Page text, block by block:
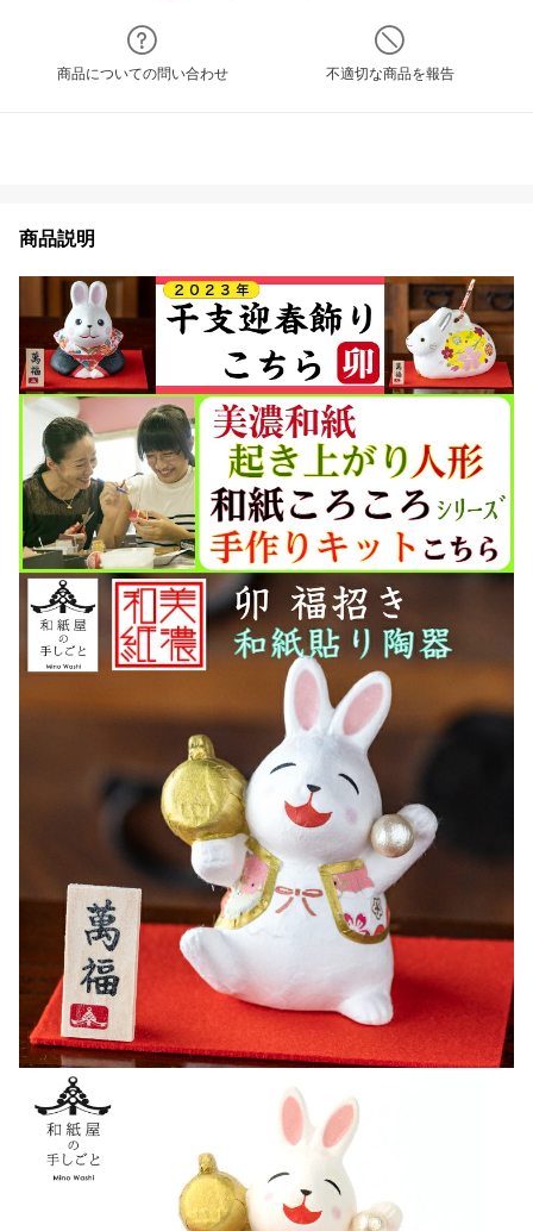
商品についての問い合わせ 不適切な商品を報告
商品説明